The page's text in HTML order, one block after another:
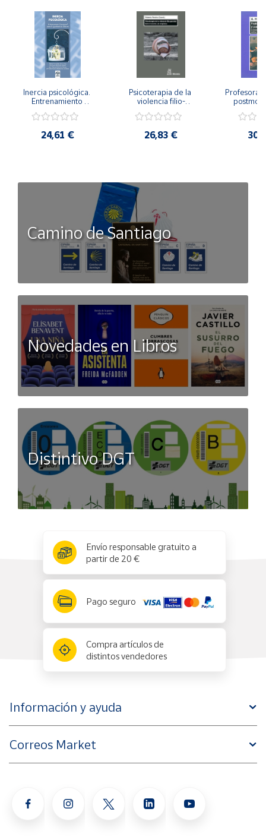
Inercia psicológica.
Entrenamiento
Igualdad de Género.
24,61 €
Psicoterapia de la
violencia filio-
secreto y la
26,83 €
Camino de Santiago
Novedades en Libros
Distintivo DGT
Envío responsable gratuito a
partir de 20 €
Pago seguro
Compra artículos de
distintos vendedores
Información y ayuda
Correos Market